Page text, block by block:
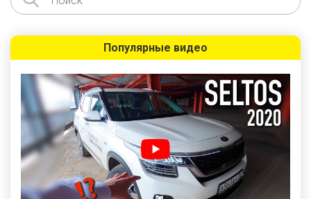
Популярные видео